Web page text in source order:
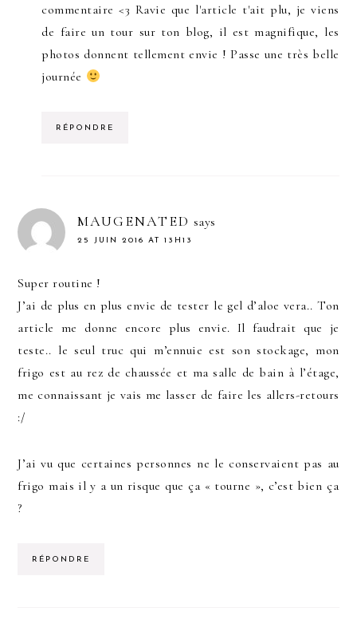
commentaire <3 Ravie que l'article t'ait plu, je viens
de faire un tour sur ton blog, il est magnifique, les
photos donnent tellement envie ! Passe une très belle
journée
RÉPONDRE
MAUGENATED says
25 JUIN 2016 AT 13H13
Super routine !
J’ai de plus en plus envie de tester le gel d’aloe vera.. Ton
article me donne encore plus envie. Il faudrait que je
teste.. le seul truc qui m’ennuie est son stockage, mon
frigo est au rez de chaussée et ma salle de bain à l’étage,
me connaissant je vais me lasser de faire les allers-retours
:/
J’ai vu que certaines personnes ne le conservaient pas au
frigo mais il y a un risque que ça « tourne », c’est bien ça
?
RÉPONDRE